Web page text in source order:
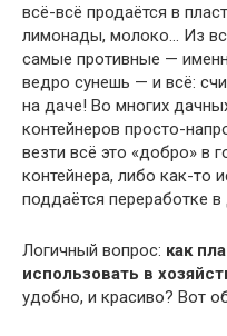
всё-всё продаётся в
лимонады, молоко… Из
самые противные —
ведро сунешь — и всё:
на даче! Во многих
контейнеров просто-
везти всё это «добро» в
контейнера, либо как-то
поддаётся переработке
Логичный вопрос: как
использовать в
удобно, и красиво? Вот